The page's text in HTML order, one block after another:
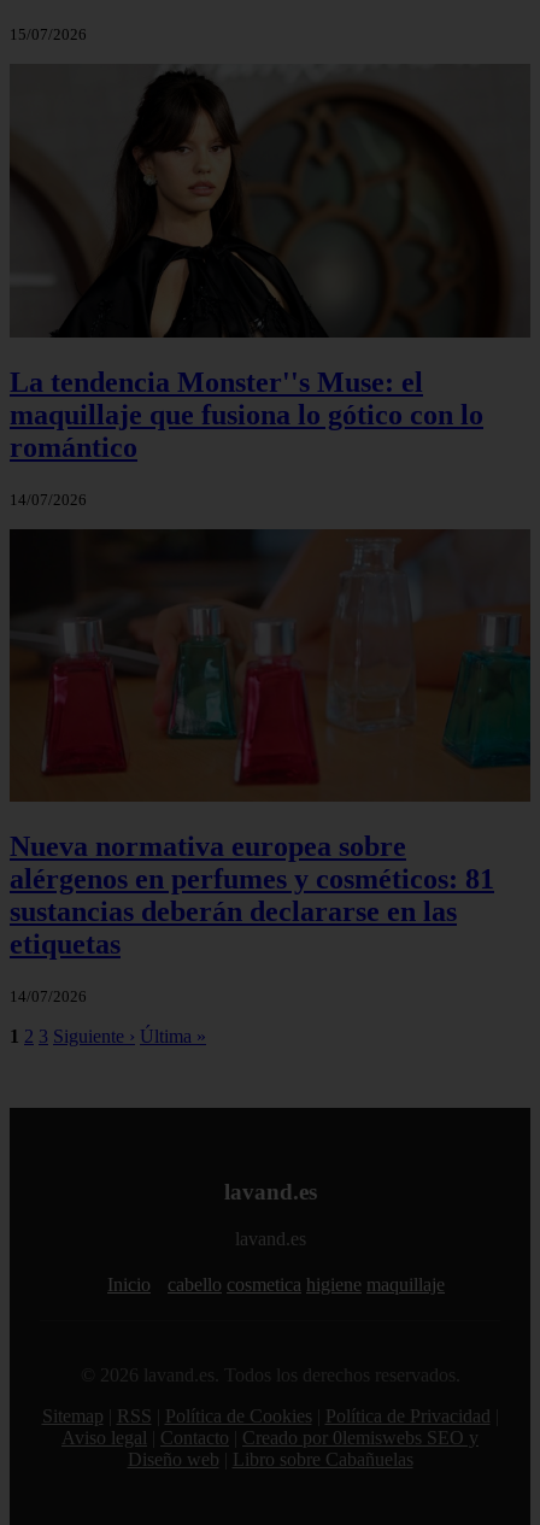
15/07/2026
La tendencia Monster''s Muse: el
maquillaje que fusiona lo gótico con lo
romántico
14/07/2026
Nueva normativa europea sobre
alérgenos en perfumes y cosméticos: 81
sustancias deberán declararse en las
etiquetas
14/07/2026
1 2 3 Siguiente › Última »
lavand.es
lavand.es
Inicio cabello cosmetica higiene maquillaje
© 2026 lavand.es. Todos los derechos reservados.
Sitemap
RSS Política de Cookies Política de Privacidad
Aviso legal
Contacto
Creado por 0lemiswebs SEO y
Diseño web
Libro sobre Cabañuelas